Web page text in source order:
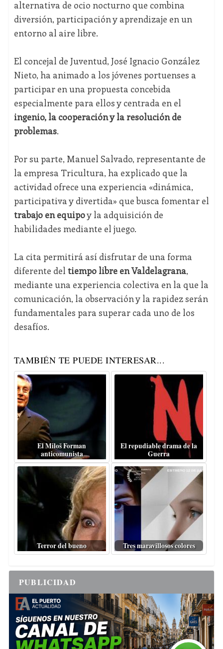
alternativa de ocio nocturno que combina
diversión, participación y aprendizaje en un
entorno al aire libre.
El concejal de Juventud, José Ignacio González
Nieto, ha animado a los jóvenes portuenses a
participar en una propuesta concebida
especialmente para ellos y centrada en el
ingenio, la cooperación y la resolución de
problemas.
Por su parte, Manuel Salvado, representante de
la empresa Tricultura, ha explicado que la
actividad ofrece una experiencia «dinámica,
participativa y divertida» que busca fomentar el
trabajo en equipoy la adquisición de
habilidades mediante el juego.
La cita permitirá así disfrutar de una forma
diferente del tiempo libre en Valdelagrana,
mediante una experiencia colectiva en la que la
comunicación, la observación y la rapidez serán
fundamentales para superar cada uno de los
desafíos.
TAMBIÉN TE PUEDE INTERESAR...
El Miloš Forman
anticomunista
El repudiable drama de la
Guerra
Terror del bueno Tres maravillosos colores
PUBLICIDAD